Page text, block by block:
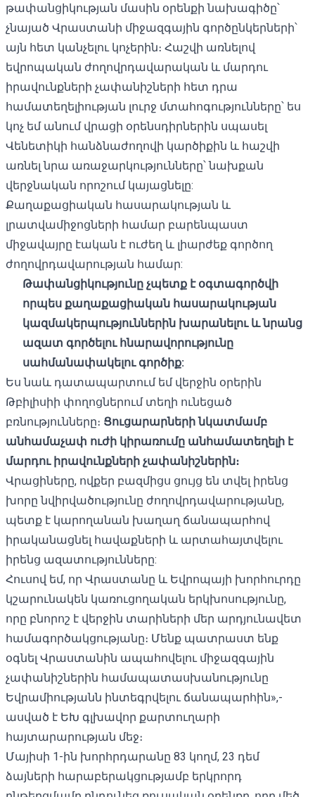
թափանցիկության մասին օրենքի նախագիծը՝
չնայած Վրաստանի միջազգային գործընկերների՝
այն հետ կանչելու կոչերին։ Հաշվի առնելով
եվրոպական ժողովրդավարական և մարդու
իրավունքների չափանիշների հետ դրա
համատեղելիության լուրջ մտահոգությունները՝ ես
կոչ եմ անում վրացի օրենսդիրներին սպասել
Վենետիկի հանձնաժողովի կարծիքին և հաշվի
առնել նրա առաջարկությունները՝ նախքան
վերջնական որոշում կայացնելը:
Քաղաքացիական հասարակության և
լրատվամիջոցների համար բարենպաստ
միջավայրը էական է ուժեղ և լիարժեք գործող
ժողովրդավարության համար:
Թափանցիկությունը չպետք է օգտագործվի
որպես քաղաքացիական հասարակության
կազմակերպություններին խարանելու և նրանց
ազատ գործելու հնարավորությունը
սահմանափակելու գործիք:
Ես նաև դատապարտում եմ վերջին օրերին
Թբիլիսիի փողոցներում տեղի ունեցած
բռնությունները։ Ցուցարարների նկատմամբ
անհամաչափ ուժի կիրառումը անհամատեղելի է
մարդու իրավունքների չափանիշներին։
Վրացիները, ովքեր բազմիցս ցույց են տվել իրենց
խորը նվիրվածությունը ժողովրդավարությանը,
պետք է կարողանան խաղաղ ճանապարհով
իրականացնել հավաքների և արտահայտվելու
իրենց ազատությունները:
Հուսով եմ, որ Վրաստանը և Եվրոպայի խորհուրդը
կշարունակեն կառուցողական երկխոսությունը,
որը բնորոշ է վերջին տարիների մեր արդյունավետ
համագործակցությանը։ Մենք պատրաստ ենք
օգնել Վրաստանին ապահովելու միջազգային
չափանիշներին համապատասխանությունը
Եվրամիությանն ինտեգրվելու ճանապարհին»,-
ասված է ԵԽ գլխավոր քարտուղարի
հայտարարության մեջ։
Մայիսի 1-ին խորհրդարանը 83 կողմ, 23 դեմ
ձայների հարաբերակցությամբ երկրորդ